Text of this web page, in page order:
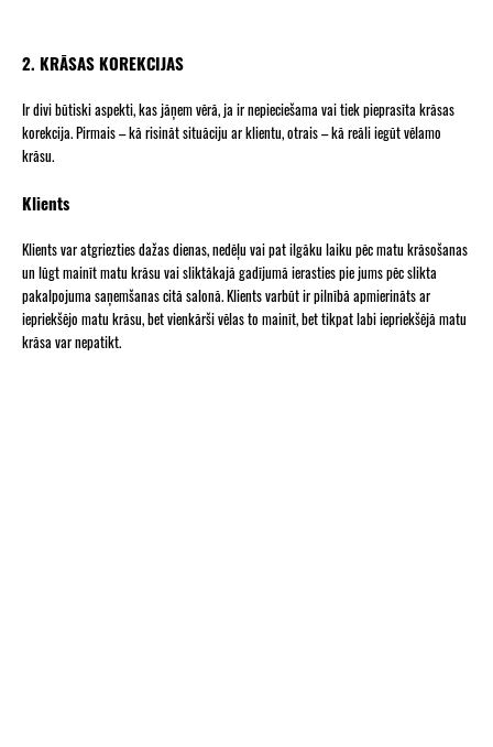
2. KRĀSAS KOREKCIJAS
Ir divi būtiski aspekti, kas jāņem vērā, ja ir nepieciešama vai tiek pieprasīta krāsas
korekcija. Pirmais – kā risināt situāciju ar klientu, otrais – kā reāli iegūt vēlamo
krāsu.
Klients
Klients var atgriezties dažas dienas, nedēļu vai pat ilgāku laiku pēc matu krāsošanas
un lūgt mainīt matu krāsu vai sliktākajā gadījumā ierasties pie jums pēc slikta
pakalpojuma saņemšanas citā salonā. Klients varbūt ir pilnībā apmierināts ar
iepriekšējo matu krāsu, bet vienkārši vēlas to mainīt, bet tikpat labi iepriekšējā matu
krāsa var nepatikt.